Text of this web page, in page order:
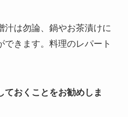
汁は勿論、鍋やお茶漬けに
できます。料理のレパート
ておくことをお勧めしま